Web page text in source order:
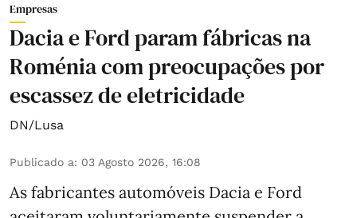
Empresas
Dacia e Ford param fábricas na
Roménia com preocupações por
escassez de eletricidade
DN/Lusa
Publicado a: 03 Agosto 2026, 16:08
As fabricantes automóveis Dacia e Ford